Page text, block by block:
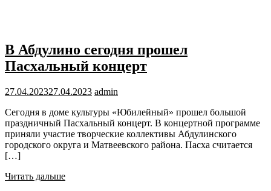
В Абдулино сегодня прошел
Пасхальный концерт
27.04.202327.04.2023 admin
Сегодня в доме культуры «Юбилейный» прошел большой
праздничный Пасхальный концерт. В концертной программе
приняли участие творческие коллективы Абдулинского
городского округа и Матвеевского района. Пасха считается
[…]
Читать дальше